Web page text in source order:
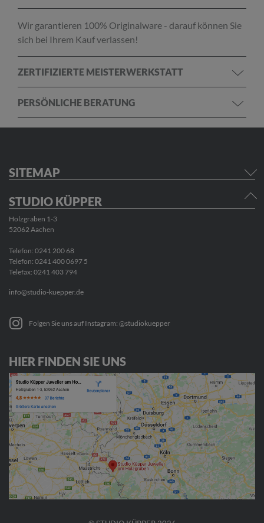
Wir garantieren 100% Originalware - darauf können Sie
sich bei Ihrem Kauf verlassen!
ZERTIFIZIERTE MEISTERWERKSTATT
PERSÖNLICHE BERATUNG
SITEMAP
STUDIO KÜPPER
Holzgraben 1-3
52062 Aachen
Telefon: 0241 200 68
Telefon: 0241 400 0697 5
Telefax: 0241 403 794
info@studio-kuepper.de
Folgen Sie uns auf Instagram: @studiokuepper
HIER FINDEN SIE UNS